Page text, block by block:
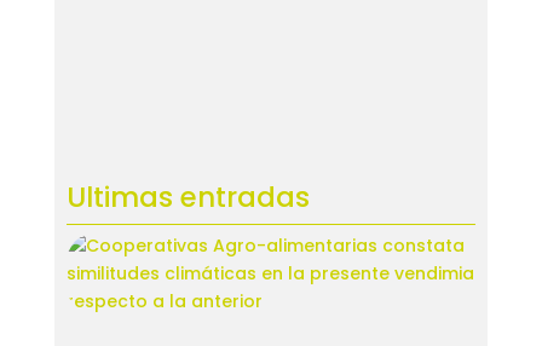
Ultimas entradas